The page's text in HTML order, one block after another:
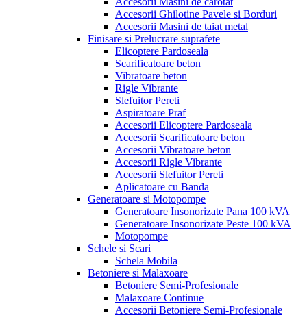
Accesorii Ghilotine Pavele si Borduri
Accesorii Masini de taiat metal
Finisare si Prelucrare suprafete
Elicoptere Pardoseala
Scarificatoare beton
Vibratoare beton
Rigle Vibrante
Slefuitor Pereti
Aspiratoare Praf
Accesorii Elicoptere Pardoseala
Accesorii Scarificatoare beton
Accesorii Vibratoare beton
Accesorii Rigle Vibrante
Accesorii Slefuitor Pereti
Aplicatoare cu Banda
Generatoare si Motopompe
Generatoare Insonorizate Pana 100 kVA
Generatoare Insonorizate Peste 100 kVA
Motopompe
Schele si Scari
Schela Mobila
Betoniere si Malaxoare
Betoniere Semi-Profesionale
Malaxoare Continue
Accesorii Betoniere Semi-Profesionale